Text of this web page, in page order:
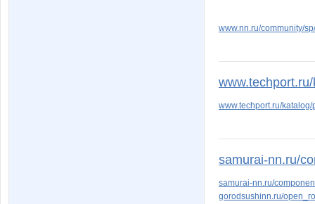
www.nn.ru/community/
www.techport.ru/
samurai-nn.ru/
samurai-nn.ru/
gorodsushinn.ru/